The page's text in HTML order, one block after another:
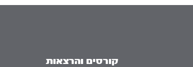
קורסים והרצאות